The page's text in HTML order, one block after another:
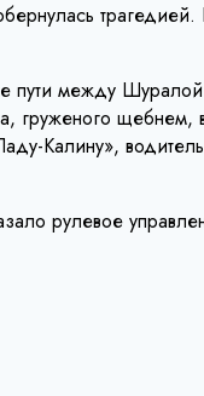
пути между
груженого
Калину»,
рулевое